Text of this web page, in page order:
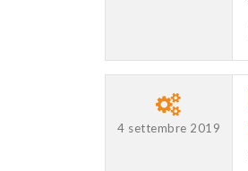
4 settembre 2019